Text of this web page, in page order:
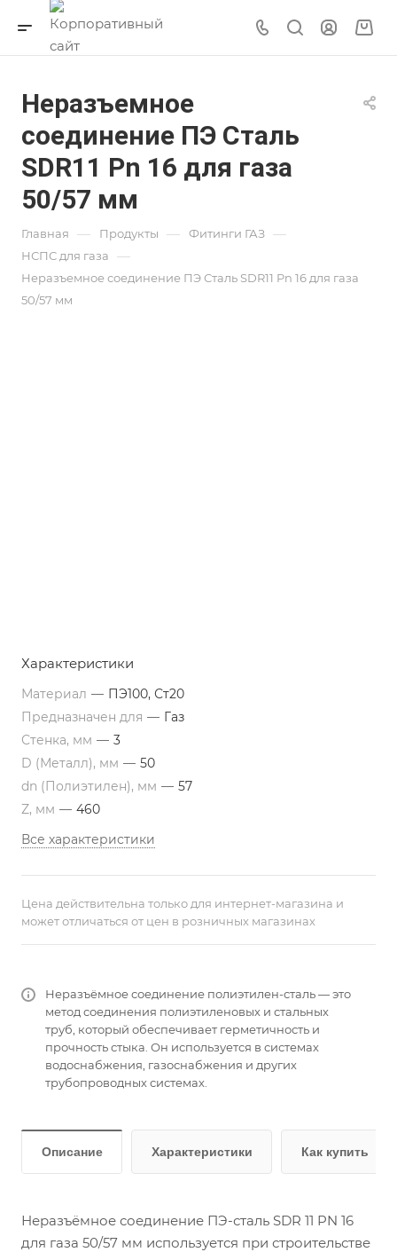
Неразъемное
соединение ПЭ Сталь
SDR11 Pn 16 для газа
50/57 мм
Главная — Продукты — Фитинги ГАЗ —
НСПС для газа —
Неразъемное соединение ПЭ Сталь SDR11 Pn 16 для газа
50/57 мм
Характеристики
Материал — ПЭ100, Ст20
Предназначен для — Газ
Стенка, мм — 3
D (Металл), мм — 50
dn (Полиэтилен), мм — 57
Z, мм — 460
Все характеристики
Цена действительна только для интернет-магазина и
может отличаться от цен в розничных магазинах
Неразъёмное соединение полиэтилен-сталь — это
метод соединения полиэтиленовых и стальных
труб, который обеспечивает герметичность и
прочность стыка. Он используется в системах
водоснабжения, газоснабжения и других
трубопроводных системах.
Описание Характеристики Как купить
Неразъёмное соединение ПЭ-сталь SDR 11 PN 16
для газа 50/57 мм используется при строительстве